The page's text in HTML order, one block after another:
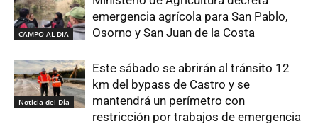
CAMPO AL DIA
emergencia agrícola para San Pablo,
Osorno y San Juan de la Costa
Noticia del Día
Este sábado se abrirán al tránsito 12
km del bypass de Castro y se
mantendrá un perímetro con
restricción por trabajos de emergencia